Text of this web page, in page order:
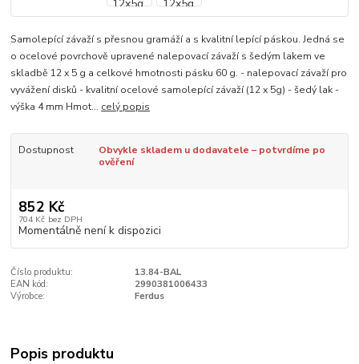
Samolepící závaží s přesnou gramáží a s kvalitní lepící páskou. Jedná se
o ocelové povrchově upravené nalepovací závaží s šedým lakem ve
skladbě 12 x 5 g a celkové hmotnosti pásku 60 g. - nalepovací závaží pro
vyvážení disků - kvalitní ocelové samolepící závaží (12 x 5g) - šedý lak -
výška 4 mm Hmot... celý popis
Dostupnost
Obvykle skladem u dodavatele – potvrdíme po
ověření
852 Kč
704 Kč bez DPH
Momentálně není k dispozici
Číslo produktu:
13.84-BAL
EAN kód:
2990381006433
Výrobce:
Ferdus
Popis produktu